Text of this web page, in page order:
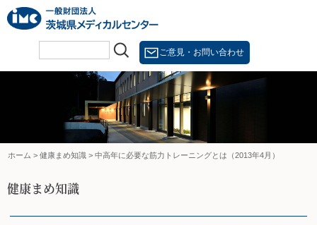
Skip
to
content
ご意見・お問い合わせ
ホーム > 健康まめ知識 > 中高年に必要な筋力トレーニングとは（2013年4月）
健康まめ知識